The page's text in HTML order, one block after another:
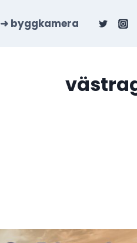
➜ byggkamera